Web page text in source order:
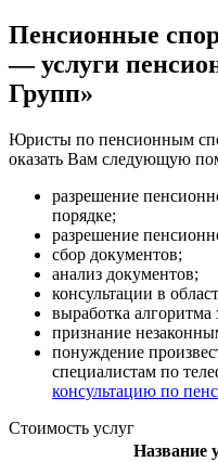
Пенсионные
— услуги
Групп»
Юристы по пенсионным
оказать Вам следующую
разрешение
порядке;
разрешение
сбор документов;
анализ документов;
консультации в
выработка
признание
понуждение
специалистам по
консультацию по
Стоимость услуг
Название